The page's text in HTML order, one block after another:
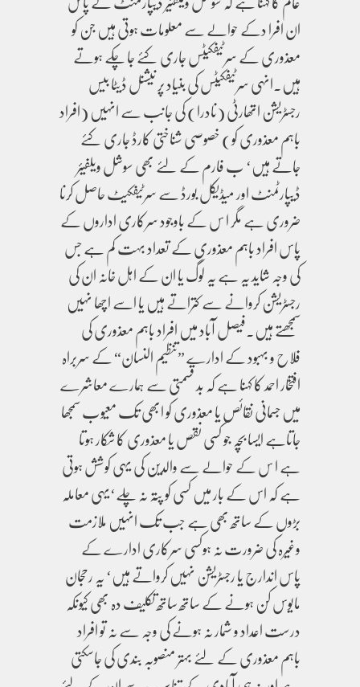
ان افرا دکے حوالے سے معلومات ہوتی ہیں جن کو
معذوری کے سرٹیفکیٹس جاری کئے جا چکے ہوتے
ہیں۔انہی سرٹیفکیٹس کی بنیاد پر نیشنل ڈیٹا بیس
رجسٹریشن اتھارٹی (نادرا) کی جانب سے انہیں (افراد
باہم معذوری کو) خصوصی شناختی کارڈ جاری کئے
جاتے ہیں‘ ب فارم کے لئے بھی سوشل ویلفیئر
ڈیپارٹمنٹ اور میڈیکل بورڈ سے سرٹیفکیٹ حاصل کرنا
ضروری ہے مگر ا س کے باوجود سرکاری اداروں کے
پاس افراد باہم معذوری کے تعداد بہت کم ہے جس
کی وجہ شاید یہ ہے یہ لوگ یا ان کے اہل خانہ ان کی
رجسٹریشن کروانے سے کتراتے ہیں یا اسے اچھا نہیں
سمجھتے ہیں۔فیصل آباد میں افراد باہم معذوری کی
فلاح و بہبود کے ادارے ”تنظیم النسان“ کے سربراہ
افتخار احمد کا کہنا ہے کہ بد قسمتی سے ہمارے معاشرے
میں جسمانی نقائص یا معذوری کو ابھی تک معیوب سمجھا
جاتاہے ایسا بچہ جو کسی نقص یا معذوری کا شکار ہوتا
ہے ا س کے حوالے سے والدین کی یہی کوشش ہوتی
ہے کہ اس کے بار میں کسی کو پتہ نہ چلے‘یہی معاملہ
بڑوں کے ساتھ بھی ہے جب تک انہیں ملازمت
وغیرہ کی ضرورت نہ ہوکسی سرکاری ادارے کے
پاس اندارج یا رجسٹریشن نہیں کرواتے ہیں‘ یہ رحجان
مایوس کن ہونے کے ساتھ ساتھ تکلیف دہ بھی کیونکہ
درست اعداد و شمار نہ ہونے کی وجہ سے نہ تو افراد
باہم معذوری کے لئے بہتر منصوبہ بندی کی جاسکتی